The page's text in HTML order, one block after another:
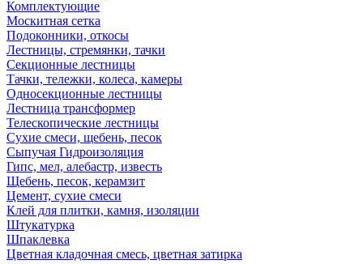
Комплектующие
Москитная сетка
Подоконники, откосы
Лестницы, стремянки, тачки
Секционные лестницы
Тачки, тележки, колеса, камеры
Односекционные лестницы
Лестница трансформер
Телескопические лестницы
Сухие смеси, щебень, песок
Сыпучая Гидроизоляция
Гипс, мел, алебастр, известь
Щебень, песок, керамзит
Цемент, сухие смеси
Клей для плитки, камня, изоляции
Штукатурка
Шпаклевка
Цветная кладочная смесь, цветная затирка